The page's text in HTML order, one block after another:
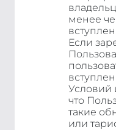
менее
Если
Условий
что
такие
или